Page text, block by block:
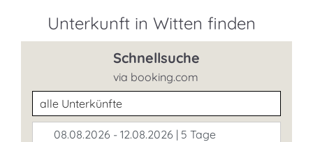
Unterkunft in Witten finden
Schnellsuche
via booking.com
Unterkunftsart
08.08.2026 - 12.08.2026 | 5 Tage